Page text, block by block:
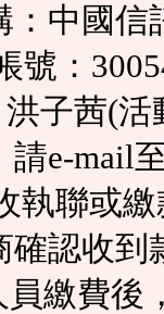
：中國信
：
子茜(活
請e-mail
執聯或
確認收到
員繳費後